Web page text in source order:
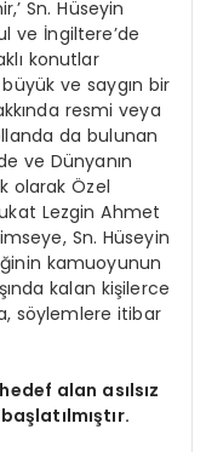
Sn. Hüseyin
ve İngiltere’de
konutlar
büyük ve saygın bir
resmi veya
da bulunan
ve Dünyanın
olarak Özel
Lezgin Ahmet
Sn. Hüseyin
kamuoyunun
kalan kişilerce
söylemlere itibar
alan asılsız